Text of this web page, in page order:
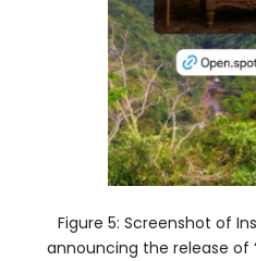
Figure 5: Screenshot of
announcing the release of